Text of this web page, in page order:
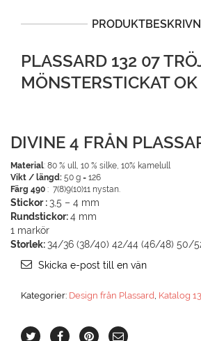
PLASSARD 132 07
MÖNSTERSTICKAT OK
DIVINE 4 FRÅN
Material: 80 % ull, 10 % silke, 10% kamelull
Vikt / längd: 50 g = 126
Färg 490 : 7(8)9(10)11 nystan.
Stickor :3,5 – 4 mm
Rundstickor:4 mm
1 markör
Storlek:34/36 (38/40) 42/44 (46/48) 50/
Skicka e-post till en vän
Kategorier: Design från Plassard Katalog